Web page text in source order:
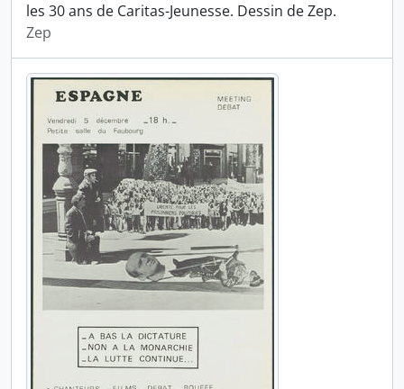
les 30 ans de Caritas-Jeunesse. Dessin de Zep.
Zep